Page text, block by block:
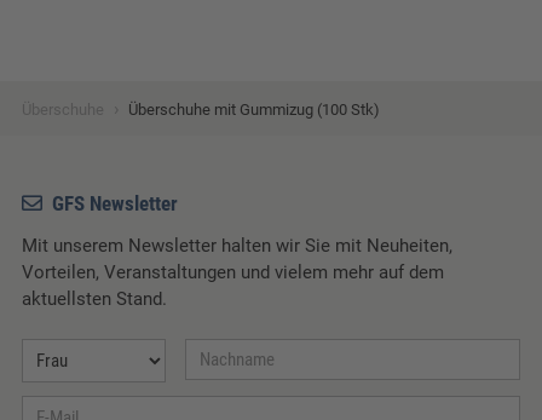
Überschuhe Überschuhe mit Gummizug (100 Stk)
GFS Newsletter
Mit unserem Newsletter halten wir Sie mit Neuheiten,
Vorteilen, Veranstaltungen und vielem mehr auf dem
aktuellsten Stand.